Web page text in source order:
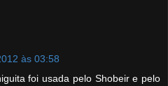
às 03:58
foi usada pelo Shobeir e pelo